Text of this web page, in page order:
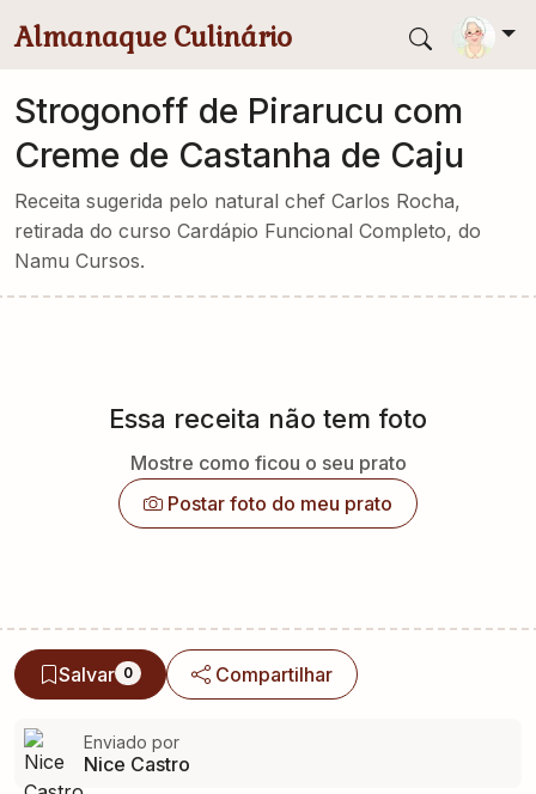
Almanaque Culinário
Strogonoff de Pirarucu com
Creme de Castanha de Caju
Receita sugerida pelo natural chef Carlos Rocha,
retirada do curso Cardápio Funcional Completo, do
Namu Cursos.
Essa receita não tem foto
Mostre como ficou o seu prato
Postar foto do meu prato
Salvar 0 Compartilhar
Enviado por
Nice Castro